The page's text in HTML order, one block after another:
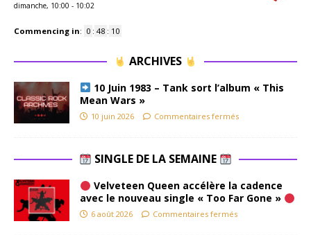
dimanche, 10:00 - 10:02
Commencing in: 0 : 48 : 10
ARCHIVES
10 Juin 1983 – Tank sort l’album « This
Mean Wars »
10 juin 2026 Commentaires fermés
SINGLE DE LA SEMAINE
Velveteen Queen accélère la cadence
avec le nouveau single « Too Far Gone »
6 août 2026 Commentaires fermés